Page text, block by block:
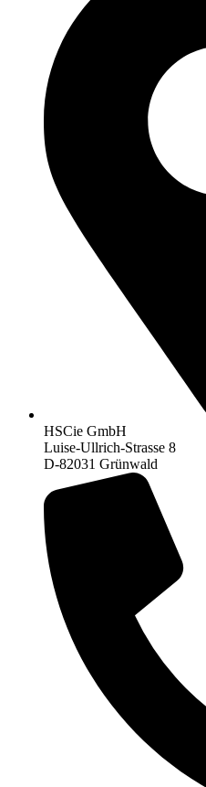
HSCie GmbH
Luise-Ullrich-Strasse 8
D-82031 Grünwald